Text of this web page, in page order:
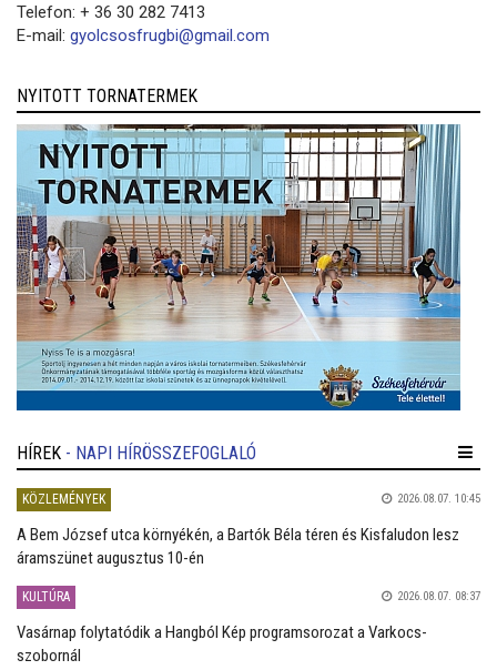
Telefon: + 36 30 282 7413
E-mail: gyolcsosfrugbi@gmail.com
NYITOTT TORNATERMEK
HÍREK - NAPI HÍRÖSSZEFOGLALÓ
KÖZLEMÉNYEK 2026.08.07. 10:45
A Bem József utca környékén, a Bartók Béla téren és Kisfaludon lesz
áramszünet augusztus 10-én
KULTÚRA 2026.08.07. 08:37
Vasárnap folytatódik a Hangból Kép programsorozat a Varkocs-
szobornál